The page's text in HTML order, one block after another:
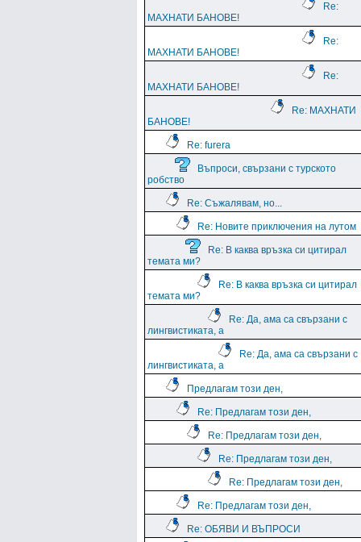
Re:
МАХНАТИ БАНОВЕ!
Re:
МАХНАТИ БАНОВЕ!
Re:
МАХНАТИ БАНОВЕ!
Re: МАХНАТИ
БАНОВЕ!
Re: furera
Въпроси, свързани с турското
робство
Re: Съжалявам, но...
Re: Новите приключения на лутом
Re: В каква връзка си цитирал
темата ми?
Re: В каква връзка си цитирал
темата ми?
Re: Да, ама са свързани с
лингвистиката, а
Re: Да, ама са свързани с
лингвистиката, а
Предлагам този ден,
Re: Предлагам този ден,
Re: Предлагам този ден,
Re: Предлагам този ден,
Re: Предлагам този ден,
Re: Предлагам този ден,
Re: ОБЯВИ И ВЪПРОСИ